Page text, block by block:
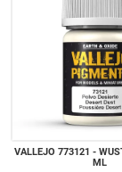
VALLEJO 773121 - WÜSTENSTAUB, 30
ML